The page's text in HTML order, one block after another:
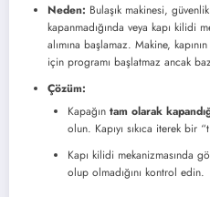
Neden: Bulaşık makinesi,
kapanmadığında veya kapı kilidi
alımına başlamaz. Makine,
için programı başlatmaz ancak
Çözüm:
Kapağın tam olarak
olun. Kapıyı sıkıca iterek bir
Kapı kilidi mekanizmasında
olup olmadığını kontrol edin.